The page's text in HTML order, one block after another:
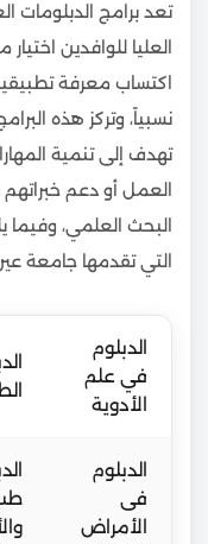
تعد برامج
العليا للوافدين
اكتساب معرفة
نسبياً، وتركز هذه
تهدف إلى تنمية
العمل أو دعم
البحث العلمي، وفيما
التي تقدمها جامعة
الدبلوم
في علم
الأدوية
الدبلوم
فى
الأمراض